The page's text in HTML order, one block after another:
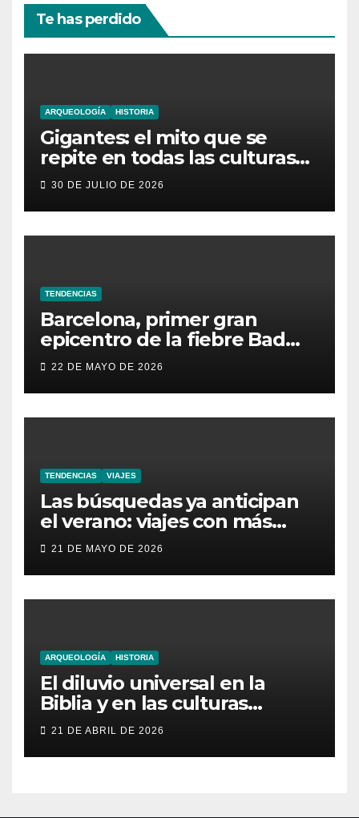
Te has perdido
ARQUEOLOGÍA HISTORIA
Gigantes: el mito que se
repite en todas las culturas
del mundo
30 DE JULIO DE 2026
TENDENCIAS
Barcelona, primer gran
epicentro de la fiebre Bad
Bunny en España
22 DE MAYO DE 2026
TENDENCIAS VIAJES
Las búsquedas ya anticipan
el verano: viajes con más
aventura, moda inesperada y
21 DE MAYO DE 2026
ARQUEOLOGÍA HISTORIA
El diluvio universal en la
Biblia y en las culturas
antiguas
21 DE ABRIL DE 2026